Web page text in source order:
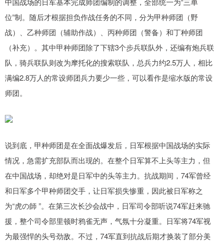
位”制。随后才根据担负作战任务的不同，分为甲种师团（野
战）、乙种师团（辅助作战）、丙种师团（警备）和丁种师团
（补充）。其中甲种师团除了下辖3个步兵联队外，还编有炮兵联
队，骑兵联队则改为摩托化的搜索联队，总兵力约2.5万人，相比
满编2.8万人的常设师团兵力要少一些，可以看作是缩水版的常设
师团。
说到底，甲种师团是在全面战爆发后，日军根据中国战场的实际
情况，急需扩充部队而出现的。在整个日军算不上头等主力，但
在中国战场，却绝对是日军中的头等主力。抗战期间，74军曾经
和日军多个甲种师团交手，让日军损失惨重，因此被日军称之
为“虎の師 ”。在第三次长沙会战中，日军司令部听说74军赶来驰
援，整个司令部里顿时鸦雀无声，气氛十分凝重。日军将74军视
为最强悍的头号劲敌。不过，74军直到抗战后期才换装了部分美